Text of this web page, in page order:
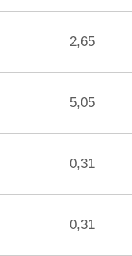
2,65
5,05
0,31
0,31